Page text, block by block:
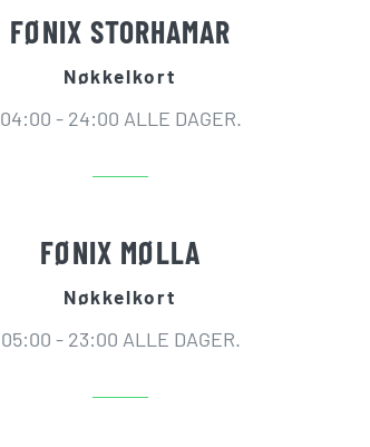
FØNIX STORHAMAR
Nøkkelkort
04:00 - 24:00 ALLE DAGER.
FØNIX MØLLA
Nøkkelkort
05:00 - 23:00 ALLE DAGER.